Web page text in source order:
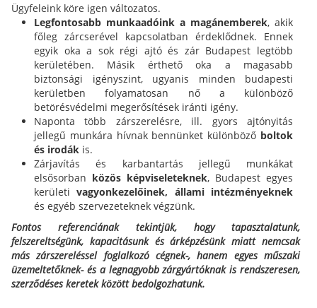
Ügyfeleink köre igen változatos.
Legfontosabb munkaadóink a magánemberek, akik
főleg zárcserével kapcsolatban érdeklődnek. Ennek
egyik oka a sok régi ajtó és zár Budapest legtöbb
kerületében. Másik érthető oka a magasabb
biztonsági igényszint, ugyanis minden budapesti
kerületben folyamatosan nő a különböző
betörésvédelmi megerősítések iránti igény.
Naponta több zárszerelésre, ill. gyors ajtónyitás
jellegű munkára hívnak bennünket különböző boltok
és irodák is.
Zárjavítás és karbantartás jellegű munkákat
elsősorban közös képviseleteknek, Budapest egyes
kerületivagyonkezelőinek, állami intézményeknek
és egyéb szervezeteknek végzünk.
Fontos referenciának tekintjük, hogy tapasztalatunk,
felszereltségünk, kapacitásunk és árképzésünk miatt nemcsak
más zárszereléssel foglalkozó cégnek-, hanem egyes műszaki
üzemeltetőknek- és a legnagyobb zárgyártóknak is rendszeresen,
szerződéses keretek között bedolgozhatunk.